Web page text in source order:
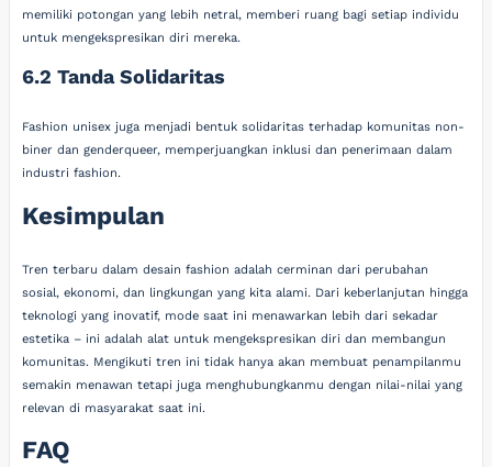
memiliki potongan yang lebih netral, memberi ruang bagi setiap individu
untuk mengekspresikan diri mereka.
6.2 Tanda Solidaritas
Fashion unisex juga menjadi bentuk solidaritas terhadap komunitas non-
biner dan genderqueer, memperjuangkan inklusi dan penerimaan dalam
industri fashion.
Kesimpulan
Tren terbaru dalam desain fashion adalah cerminan dari perubahan
sosial, ekonomi, dan lingkungan yang kita alami. Dari keberlanjutan hingga
teknologi yang inovatif, mode saat ini menawarkan lebih dari sekadar
estetika – ini adalah alat untuk mengekspresikan diri dan membangun
komunitas. Mengikuti tren ini tidak hanya akan membuat penampilanmu
semakin menawan tetapi juga menghubungkanmu dengan nilai-nilai yang
relevan di masyarakat saat ini.
FAQ